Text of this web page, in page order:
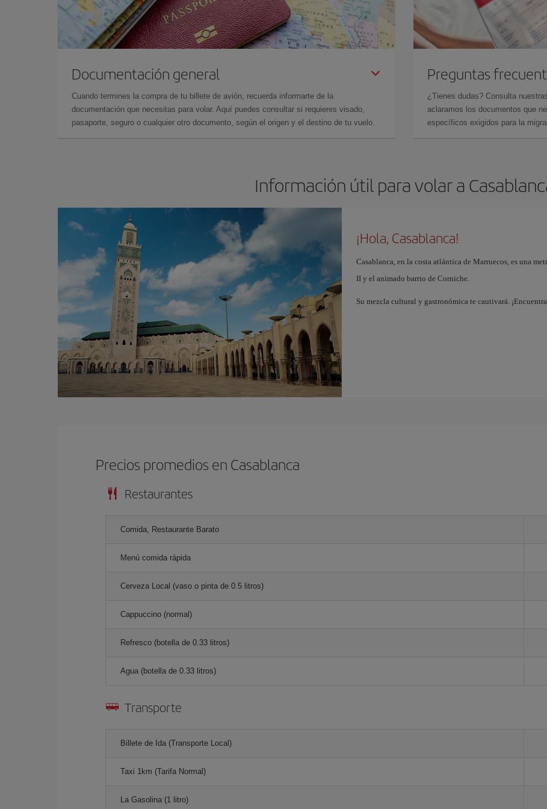
Documentación general
Cuando termines la compra de tu billete de avión, recuerda informarte de la
documentación que necesitas para volar. Aquí puedes consultar si requieres visado,
pasaporte, seguro o cualquier otro documento, según el origen y el destino de tu vuelo.
Preguntas
¿Tienes dudas? Consulta
aclaramos los documentos que
específicos exigidos para la
Información útil para volar a
¡Hola, Casablanca!
Casablanca, en la costa atlántica de Marruecos, es una
II y el animado barrio de Corniche.
Su mezcla cultural y gastronómica te cautivará.
Precios promedios en Casablanca
Restaurantes
Comida, Restaurante Barato
Menú comida rápida
Cerveza Local (vaso o pinta de 0.5 litros)
Cappuccino (normal)
Refresco (botella de 0.33 litros)
Agua (botella de 0.33 litros)
Transporte
Billete de Ida (Transporte Local)
Taxi 1km (Tarifa Normal)
La Gasolina (1 litro)